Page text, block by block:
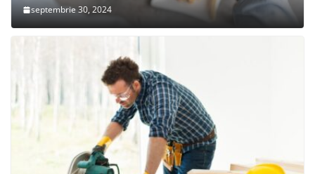
septembrie 30, 2024